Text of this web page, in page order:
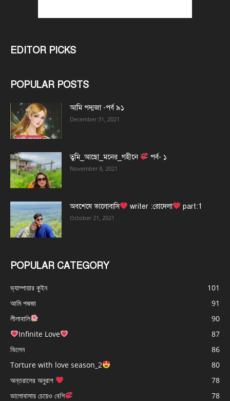
EDITOR PICKS
POPULAR POSTS
আমি পদ্মজা -পর্ব ৯১
December 31, 2021
তুমি_আছো_মনের_গহীনে পর্ব- ১
November 8, 2021
অবশেষে ভালোবাসি writer :রোদেলা part:1
October 21, 2021
POPULAR CATEGORY
ভ্যাম্পায়ার কুইন
101
আমি পদ্মজা
91
লীলাবালি
90
Infinite Love
87
ভিলেন
86
Torture with love season_2
80
অন্তরালের অনুরাগ
78
ভালোবাসার চেয়েও বেশি
78